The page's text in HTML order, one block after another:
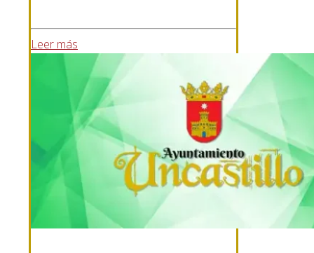
Leer más